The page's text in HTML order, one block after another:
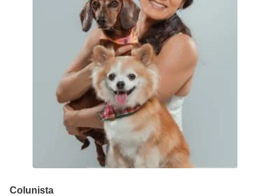
Colunista